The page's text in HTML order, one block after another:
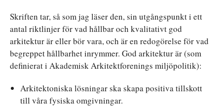
Skriften tar, så som jag läser den, sin utgångspunkt i ett
antal riktlinjer för vad hållbar och kvalitativt god
arkitektur är eller bör vara, och är en redogörelse för vad
begreppet hållbarhet inrymmer. God arkitektur är (som
definierat i Akademisk Arkitektforenings miljöpolitik):
Arkitektoniska lösningar ska skapa positiva tillskott
till våra fysiska omgivningar.